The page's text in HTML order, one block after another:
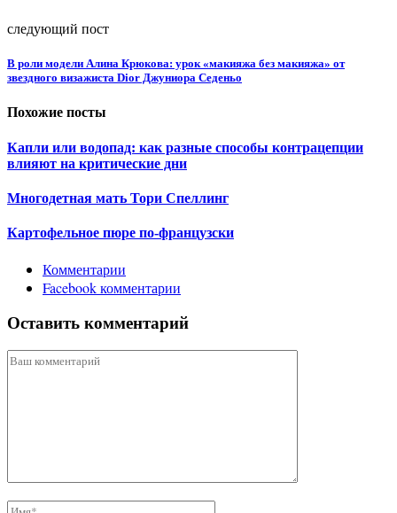
следующий пост
В роли модели Алина Крюкова: урок «макияжа без макияжа» от
звездного визажиста Dior Джуниора Седеньо
Похожие посты
Капли или водопад: как разные способы контрацепции
влияют на критические дни
Многодетная мать Тори Спеллинг
Картофельное пюре по-французски
Комментарии
Facebook комментарии
Оставить комментарий